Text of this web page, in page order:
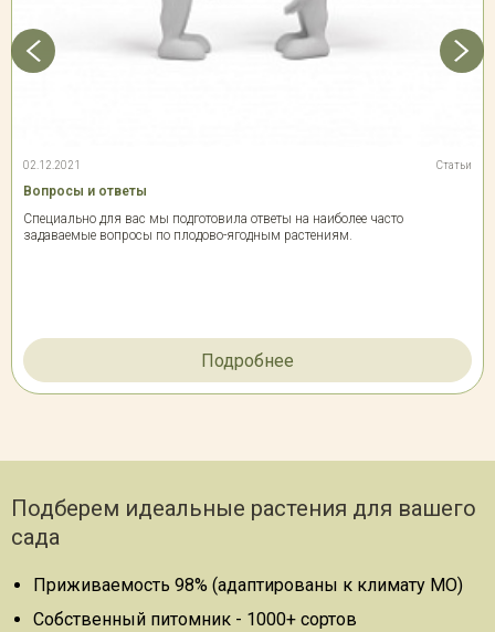
02.12.2021 Статьи
Вопросы и ответы
Специально для вас мы подготовила ответы на наиболее часто
задаваемые вопросы по плодово-ягодным растениям.
Подробнее
Подберем идеальные растения для вашего
сада
Приживаемость 98% (адаптированы к климату МО)
Собственный питомник - 1000+ сортов